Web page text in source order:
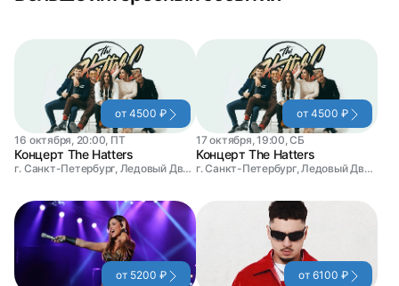
от 4500 ₽
16 октября, 20:00, ПТ
Концерт The Hatters
г. Санкт-Петербург, Ледовый Дворец
от 4500 ₽
17 октября, 19:00, СБ
Концерт The Hatters
г. Санкт-Петербург, Ледовый Дворец
от 5200 ₽
от 6100 ₽